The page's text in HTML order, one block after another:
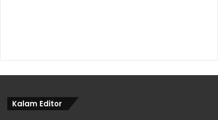
Kalam Editor